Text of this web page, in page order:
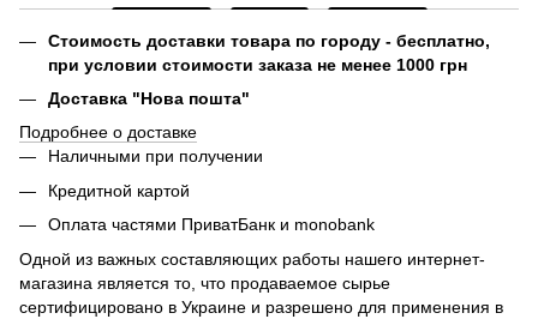
Стоимость доставки товара по городу - бесплатно,
при условии стоимости заказа не менее 1000 грн
Доставка "Нова пошта"
Подробнее о доставке
Наличными при получении
Кредитной картой
Оплата частями ПриватБанк и monobank
Одной из важных составляющих работы нашего интернет-
магазина является то, что продаваемое сырье
сертифицировано в Украине и разрешено для применения в